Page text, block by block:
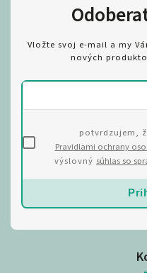
Vložte svoj e-mail a my
nových
potvrdzujem,
Pravidlami ochrany
výslovný súhlas so